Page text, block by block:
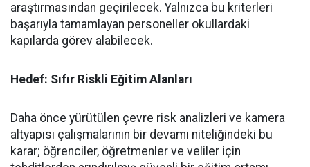
araştırmasından geçirilecek. Yalnızca bu kriterleri
başarıyla tamamlayan personeller okullardaki
kapılarda görev alabilecek.
Hedef: Sıfır Riskli Eğitim Alanları
​Daha önce yürütülen çevre risk analizleri ve kamera
altyapısı çalışmalarının bir devamı niteliğindeki bu
karar; öğrenciler, öğretmenler ve veliler için